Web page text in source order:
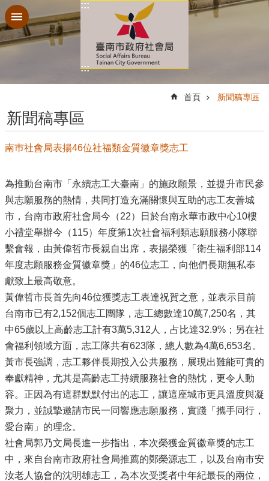
跳到主要內容區塊
:::
:::
首頁 新聞稿專區
新聞稿專區
南巿社會局表揚46位社福類金質徽章獎志工
為推動台南市「永續志工大臺南」的施政願景，並提升市民參
與志願服務的熱情，共同打造充滿關懷與互助的志工友善城
市，台南市政府社會局今（22）日於台南永華市政中心10樓
小禮堂舉辦今（115）年度第1次社會福利類志願服務小隊聯
繫會報，由黃偉哲市長親自出席，表揚榮獲「衛生福利部114
年度志願服務金質徽章獎」的46位志工，向他們長期無私奉
獻致上最高敬意。
黃偉哲市長首先向46位獲獎志工表達祝賀之意，並表示目前
台南市已有2,152個志工團隊，志工總數達10萬7,250名，其
中65歲以上高齡志工計有3萬5,312人，占比達32.9%；另在社
會福利領域方面，志工隊共有623隊，總人數為4萬6,653名。
黃市長強調，志工夥伴長期投入公共服務，展現出難能可貴的
奉獻精神，尤其是高齡志工持續服務社會的熱忱，更令人動
容。正因為有這群默默付出的志工，讓這座城市更具溫度與凝
聚力，並誠摯邀請市民一同響應志願服務，實踐「攜手同行，
愛台南」的理念。
社會局郭乃文局長進一步指出，本次榮獲金質徽章獎的志工
中，來自台南市政府社會局推薦的鄭榮源志工，以及台南市安
汝老人協會的沈明雄志工，為本次受獎者中年紀最長的兩位，